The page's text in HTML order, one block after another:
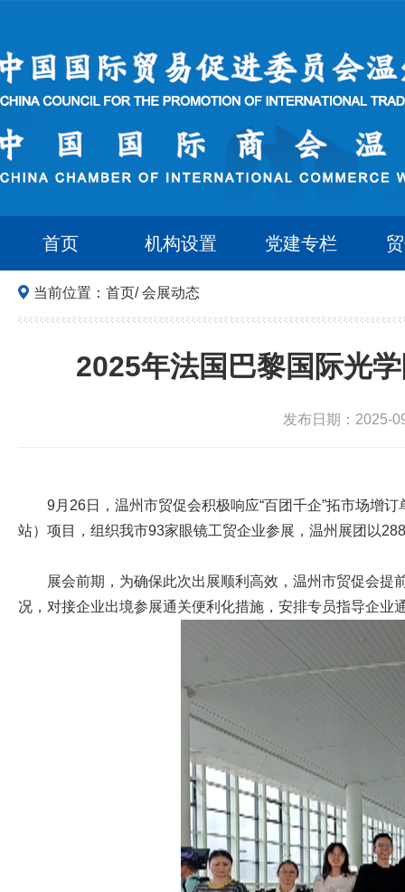
首页 机构设置 党建专栏
当前位置： 首页/会展动态
2025年法国巴黎国际光
发布日期：2025-
9月26日，温州市贸促会积极响应“百团千企”拓市场增
站）项目，组织我市93家眼镜工贸企业参展，温州展团以
展会前期，为确保此次出展顺利高效，温州市贸促会
况，对接企业出境参展通关便利化措施，安排专员指导企